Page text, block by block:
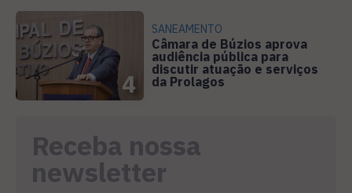
4
SANEAMENTO
Câmara de Búzios aprova
audiência pública para
discutir atuação e serviços
da Prolagos
Receba nossa
newsletter